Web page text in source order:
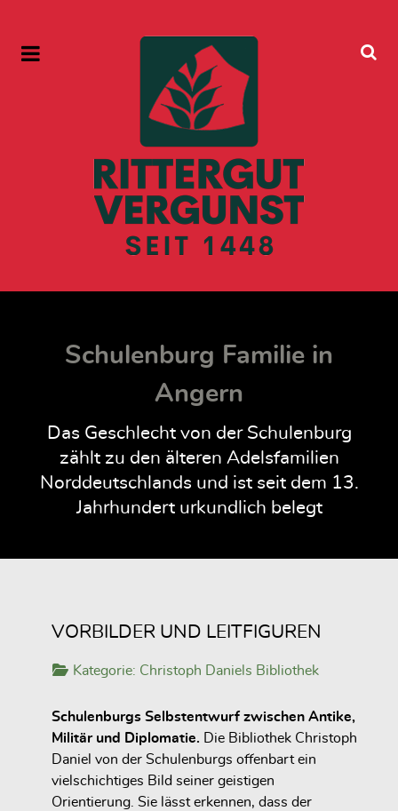
Schulenburg Familie in
Angern
Das Geschlecht von der Schulenburg
zählt zu den älteren Adelsfamilien
Norddeutschlands und ist seit dem 13.
Jahrhundert urkundlich belegt
VORBILDER UND LEITFIGUREN
Kategorie: Christoph Daniels Bibliothek
Schulenburgs Selbstentwurf zwischen Antike,
Militär und Diplomatie.
Die Bibliothek Christoph
Daniel von der Schulenburgs offenbart ein
vielschichtiges Bild seiner geistigen
Orientierung. Sie lässt erkennen, dass der